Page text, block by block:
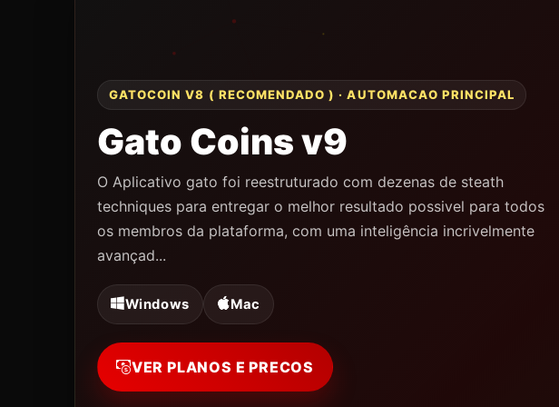
GATOCOIN V8 ( RECOMENDADO ) · AUTOMACAO PRINCIPAL
Gato Coins v9
O Aplicativo gato foi reestruturado com dezenas de steath
techniques para entregar o melhor resultado possivel para todos
os membros da plataforma, com uma inteligência incrivelmente
avançad...
Windows Mac
VER PLANOS E PRECOS